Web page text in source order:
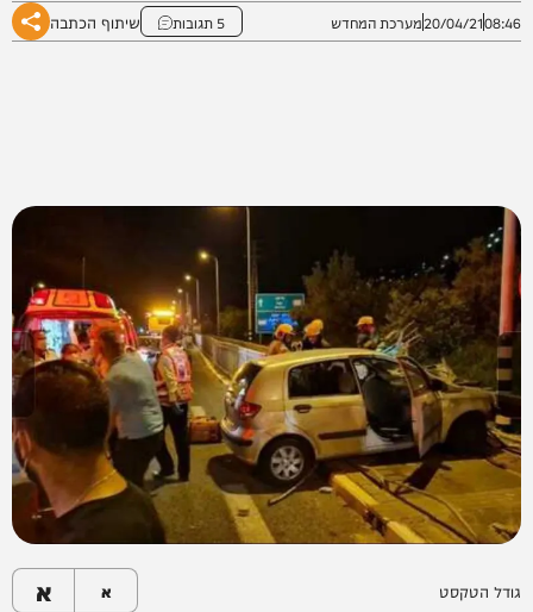
08:46
20/04/21מערכת המחדש 5 תגובות שיתוף הכתבה
גודל הטקסט א א